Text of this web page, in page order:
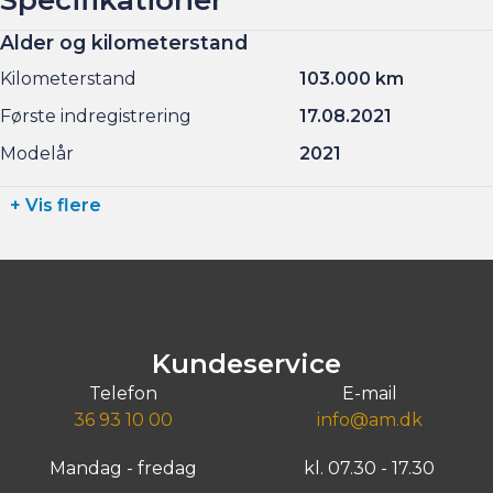
Alder og kilometerstand
Kilometerstand
103.000 km
Første indregistrering
17.08.2021
Modelår
2021
+ Vis flere
Kundeservice
Telefon
36 93 10 00
E-mail
info@am.dk
Mandag - fredag kl. 07.30 - 17.30